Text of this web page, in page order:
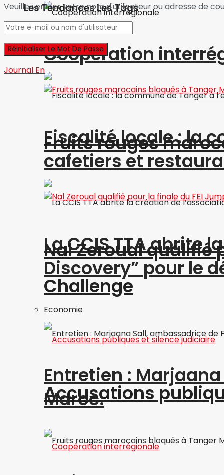
Coopération
Fiscalité locale : la
cafetiers et
La CCIS TTA abrite
Discovery” pour le
Economie
Entretien : Marjaana
Maroc.
Les Tendances Les Tags
Région & La ville
Fruits rouges
Nal Zeroual qualifié
Challenge
Accusations
Veuillez entrer votre nom d'utilisateur ou adresse de
Journal En